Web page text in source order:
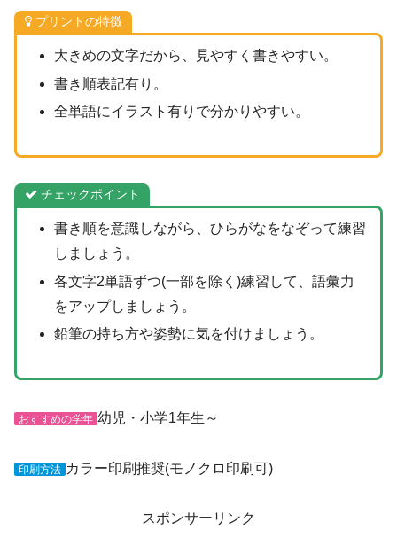
プリントの特徴
大きめの文字だから、見やすく書きやすい。
書き順表記有り。
全単語にイラスト有りで分かりやすい。
チェックポイント
書き順を意識しながら、ひらがなをなぞって練習
しましょう。
各文字2単語ずつ(一部を除く)練習して、語彙力
をアップしましょう。
鉛筆の持ち方や姿勢に気を付けましょう。
おすすめの学年 幼児・小学1年生～
印刷方法 カラー印刷推奨(モノクロ印刷可)
スポンサーリンク